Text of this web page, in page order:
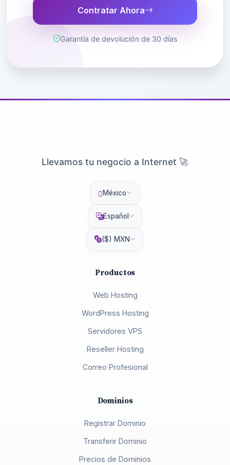
Contratar Ahora
Garantía de devolución de 30 días
Llevamos tu negocio a Internet 🚀
México
Español
($) MXN
Productos
Web Hosting
WordPress Hosting
Servidores VPS
Reseller Hosting
Correo Profesional
Dominios
Registrar Dominio
Transferir Dominio
Precios de Dominios